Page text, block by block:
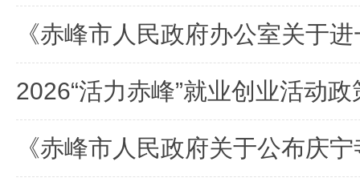
2026“活力赤峰”就业创业活动